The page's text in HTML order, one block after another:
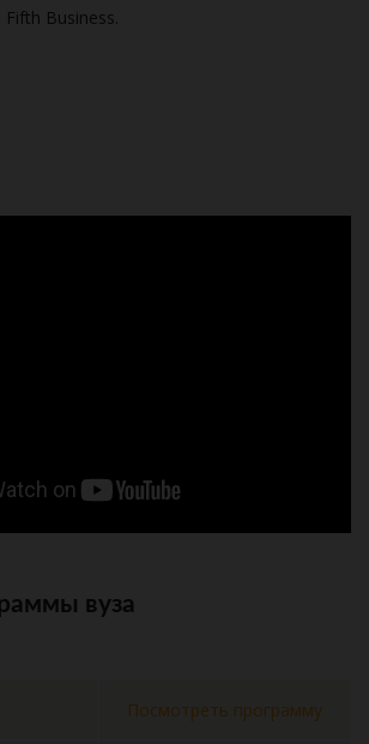
Business.
вуза
Посмотреть программу